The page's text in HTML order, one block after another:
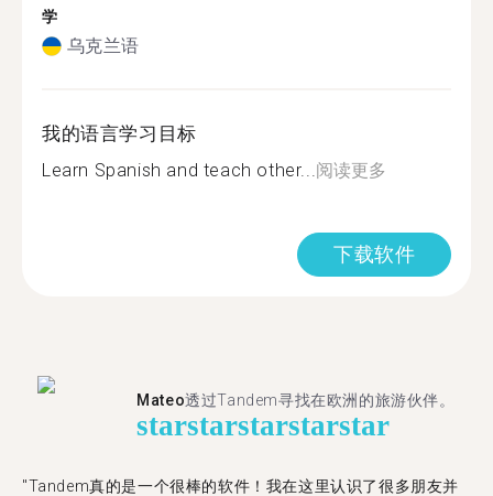
学
乌克兰语
我的语言学习目标
Learn Spanish and teach other...阅读更多
下载软件
Mateo透过Tandem寻找在欧洲的旅游伙伴。
starstarstarstarstar
"Tandem真的是一个很棒的软件！我在这里认识了很多朋友并